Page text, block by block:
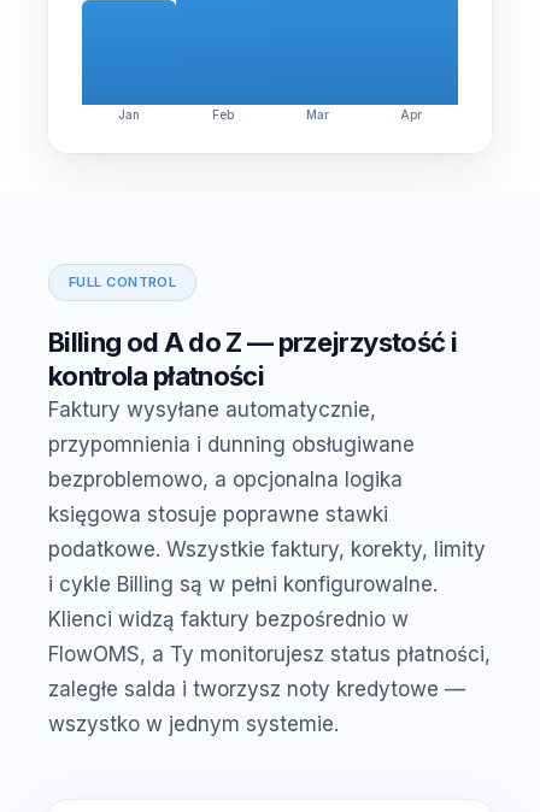
Jan Feb Mar Apr
FULL CONTROL
Billing od A do Z — przejrzystość i
kontrola płatności
Faktury wysyłane automatycznie,
przypomnienia i dunning obsługiwane
bezproblemowo, a opcjonalna logika
księgowa stosuje poprawne stawki
podatkowe. Wszystkie faktury, korekty, limity
i cykle Billing są w pełni konfigurowalne.
Klienci widzą faktury bezpośrednio w
FlowOMS, a Ty monitorujesz status płatności,
zaległe salda i tworzysz noty kredytowe —
wszystko w jednym systemie.